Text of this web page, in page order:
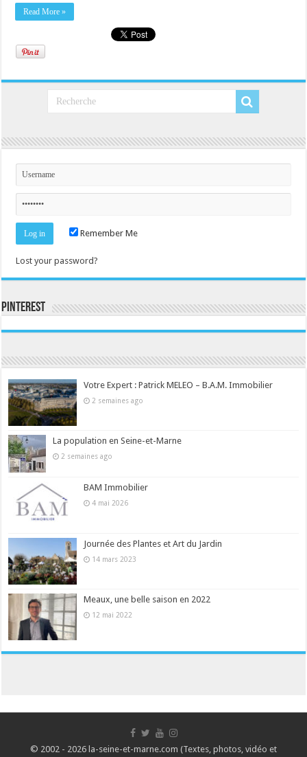
Read More »
Remember Me
Lost your password?
Pinterest
Votre Expert : Patrick MELEO – B.A.M. Immobilier
2 semaines ago
La population en Seine-et-Marne
2 semaines ago
BAM Immobilier
4 mai 2026
Journée des Plantes et Art du Jardin
14 mars 2023
Meaux, une belle saison en 2022
12 mai 2022
© 2002 - 2026 la-seine-et-marne.com (Textes, photos, vidéo et